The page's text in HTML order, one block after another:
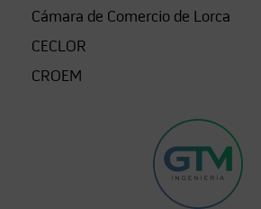
Cámara de Comercio de Lorca
CECLOR
CROEM